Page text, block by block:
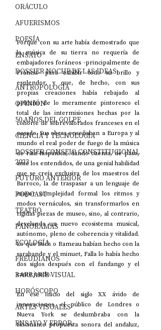
ORÁCULO
AFUERISMOS
POESÍA
ENSAYO
DOSSIER NOCHE DE LAS IDEAS
ANTROPOLOGÍA
OPINIÓN
50 AÑOS DEL GOLPE
CIENCIA Y TECNOLOGÍA
DOSSIER CONSEJO CONSTITUCIONAL
2023
FUTURO ANTERIOR
PODCAST
TEATRO
PANORAMAS
ECOLOGÍA
FREUDIANOS
BARBARIE VISUAL
HORÓSCOPO
ARTES VISUALES
ENSAYO Y ERROR
Porque con su arte había demostrado que
la música de su tierra no requería de
embajadores foráneos -principalmente de
Francia- para exhibir todo su brillo y
esplendor, y que, de hecho, con sus
propias creaciones había rebajado al
peldaño de lo meramente pintoresco el
total de las intermisiones hechas por la
cohorte de sobrevalorados franceses en el
pasado. Sus obras enseñaban a Europa y al
mundo el real poder de fuego de la música
de raíz hispánica, dando cuenta, de paso,
ante los entendidos, de una genial habilidad
que se creía exclusiva de los maestros del
Barroco, la de traspasar a un lenguaje de
mayor complejidad formal los ritmos y
modos vernáculos, sin transformarlos en
rígidas piezas de museo, sino, al contrario,
develando un nuevo ecosistema musical,
autónomo, pleno de coherencia y vitalidad.
Lo que Bach o Rameau habían hecho con la
sarabande y el minuet, Falla lo había hecho
dos siglos después con el fandango y el
cante jondo.
En ese inicio del siglo XX ávido de
innovaciones, el público de Londres o
Nueva York se deslumbraba con la
fascinante propuesta sonora del andaluz,